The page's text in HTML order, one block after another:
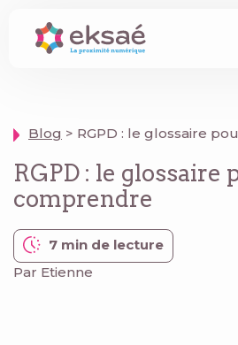
Blog > RGPD : le glossaire
RGPD : le glossaire
comprendre
7 min de lecture
Par Etienne